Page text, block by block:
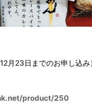
月23日までのお申し込
product/250